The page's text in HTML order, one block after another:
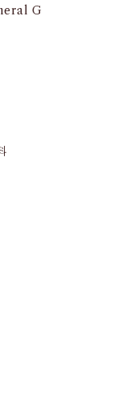
G